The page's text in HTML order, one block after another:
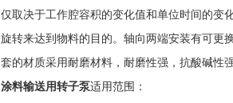
仅取决于工作腔容积的变化值和单位时间的变
旋转来达到物料的目的。轴向两端安装有可更
套的材质采用耐磨材料，耐磨性强，抗酸碱性
涂料输送用转子泵适用范围：